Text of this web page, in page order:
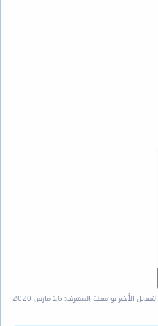
التعديل الأخير بواسطة المشرف: 16 مارس 2020